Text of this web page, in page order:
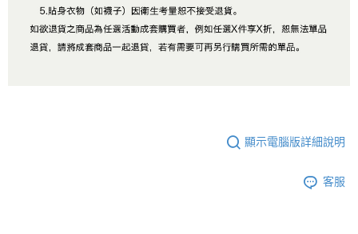
顯示電腦版詳細說明
客服